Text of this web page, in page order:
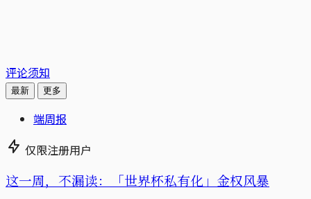
评论须知
最新 更多
端周报
仅限注册用户
这一周，不漏读：「世界杯私有化」金权风暴